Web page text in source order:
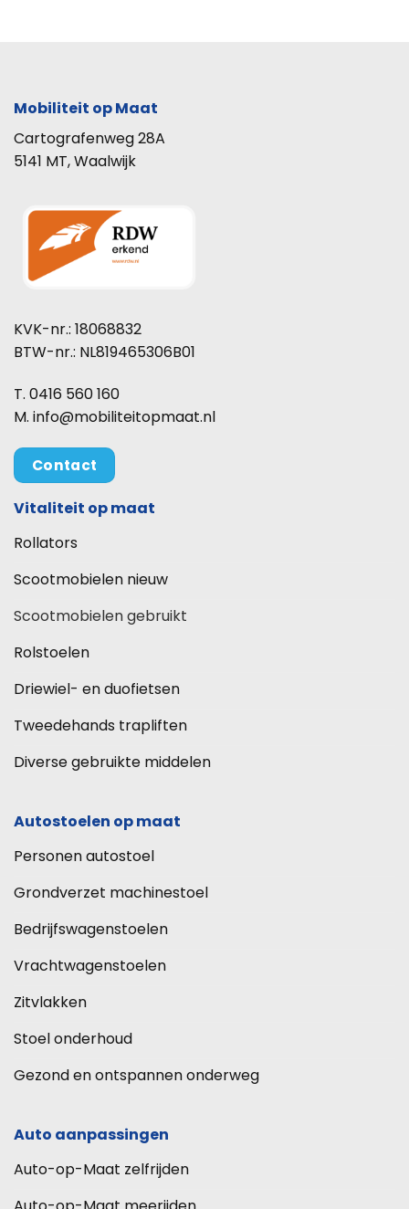
Mobiliteit op Maat
Cartografenweg 28A
5141 MT, Waalwijk
KVK-nr.: 18068832
BTW-nr.: NL819465306B01
T. 0416 560 160
M. info@mobiliteitopmaat.nl
Contact
Vitaliteit op maat
Rollators
Scootmobielen nieuw
Scootmobielen gebruikt
Rolstoelen
Driewiel- en duofietsen
Tweedehands trapliften
Diverse gebruikte middelen
Autostoelen op maat
Personen autostoel
Grondverzet machinestoel
Bedrijfswagenstoelen
Vrachtwagenstoelen
Zitvlakken
Stoel onderhoud
Gezond en ontspannen onderweg
Auto aanpassingen
Auto-op-Maat zelfrijden